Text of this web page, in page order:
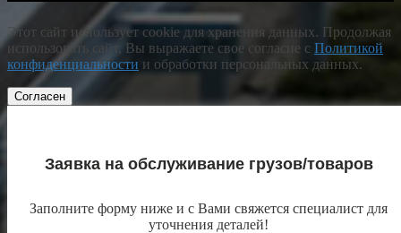
Этот сайт использует cookie для хранения данных. Продолжая
использовать сайт, Вы выражаете свое согласие с Политикой
конфиденциальности и обработки персональных данных.
Согласен
Заявка на обслуживание грузов/товаров
Заполните форму ниже и с Вами свяжется специалист для
уточнения деталей!